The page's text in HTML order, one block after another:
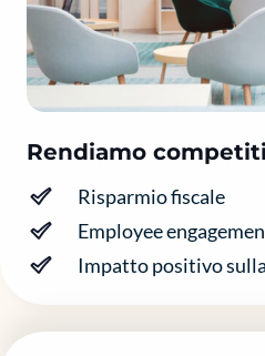
Rendiamo
Risparmio fiscale
Employee
Impatto positivo